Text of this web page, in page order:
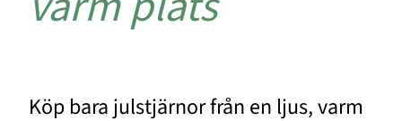
Köp bara julstjärnor från en ljus, varm